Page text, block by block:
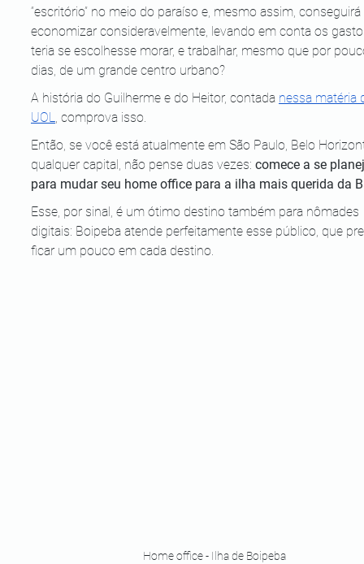
“escritório” no meio do paraíso e, mesmo assim, conseguirá
economizar consideravelmente, levando em conta os
teria se escolhesse morar, e trabalhar, mesmo que por
dias, de um grande centro urbano?
A história do Guilherme e do Heitor, contada nessa matéria
UOL, comprova isso.
Então, se você está atualmente em São Paulo, Belo
qualquer capital, não pense duas vezes: comece a se
para mudar seu home office para a ilha mais querida da
Esse, por sinal, é um ótimo destino também para nômades
digitais: Boipeba atende perfeitamente esse público, que
ficar um pouco em cada destino.
Home office - Ilha de Boipeba